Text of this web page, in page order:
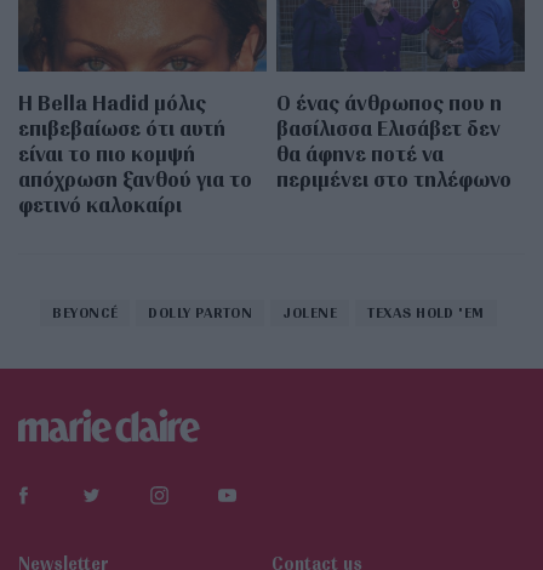
Η Bella Hadid μόλις
επιβεβαίωσε ότι αυτή
είναι το πιο κομψή
απόχρωση ξανθού για το
φετινό καλοκαίρι
Ο ένας άνθρωπος που η
βασίλισσα Ελισάβετ δεν
θα άφηνε ποτέ να
περιμένει στο τηλέφωνο
BEYONCÉ DOLLY PARTON JOLENE TEXAS HOLD 'EM
Newsletter Contact us